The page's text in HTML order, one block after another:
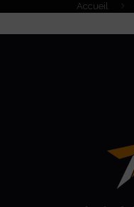
Accueil